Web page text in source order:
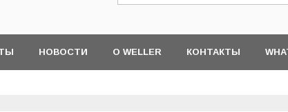
НОВОСТИ О WELLER КОНТАКТЫ